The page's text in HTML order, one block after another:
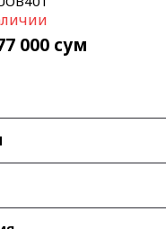
000 сум